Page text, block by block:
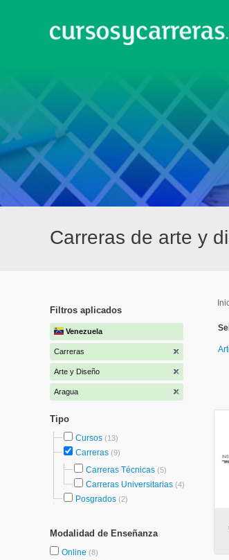
Carreras de arte y
Filtros aplicados
Venezuela
Carreras
Arte y Diseño
Aragua
Tipo
Cursos (13)
Carreras (9)
Carreras Técnicas (5)
Carreras Universitarias (4)
Posgrados (2)
Modalidad de Enseñanza
Online (8)